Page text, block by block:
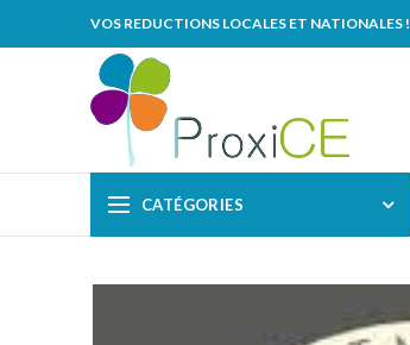
VOS REDUCTIONS LOCALES ET NATIONALES !
CATÉGORIES